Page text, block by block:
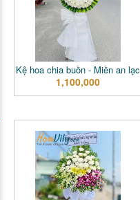
Kệ hoa chia buồn - Miền an lạc
1,100,000